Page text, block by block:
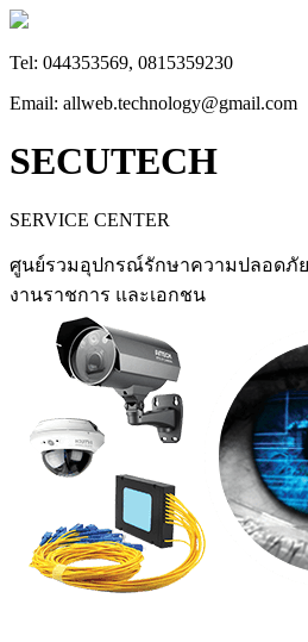
Tel: 044353569, 0815359230
Email: allweb.technology@gmail.com
SECUTECH
SERVICE CENTER
ศูนย์รวมอุปกรณ์รักษาความปลอดภั
งานราชการ และเอกชน